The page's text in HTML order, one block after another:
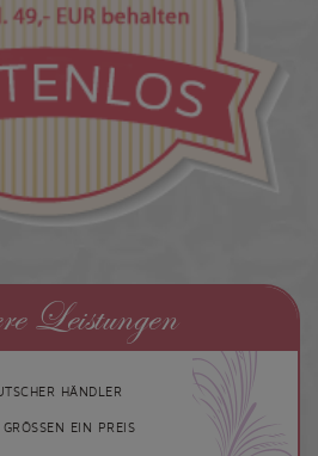
Leistungen
HÄNDLER
EIN PREIS